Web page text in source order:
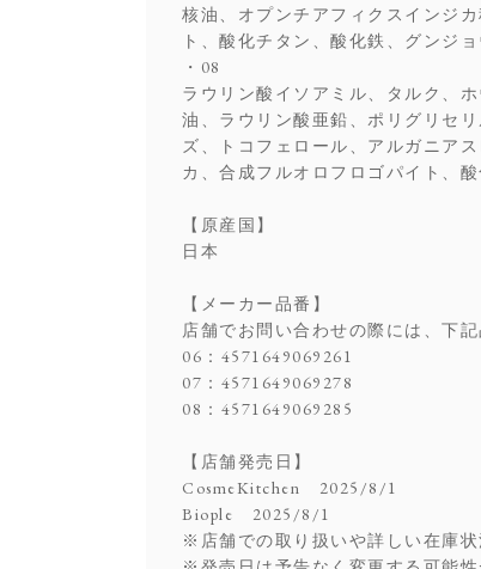
核油、オプンチアフィクスインジ
ト、酸化チタン、酸化鉄、グンジ
・08
ラウリン酸イソアミル、タルク、
油、ラウリン酸亜鉛、ポリグリセ
ズ、トコフェロール、アルガニア
カ、合成フルオロフロゴパイト、
【原産国】
日本
【メーカー品番】
店舗でお問い合わせの際には、下記
06：4571649069261
07：4571649069278
08：4571649069285
【店舗発売日】
CosmeKitchen 2025/8/1
Biople 2025/8/1
※店舗での取り扱いや詳しい在庫